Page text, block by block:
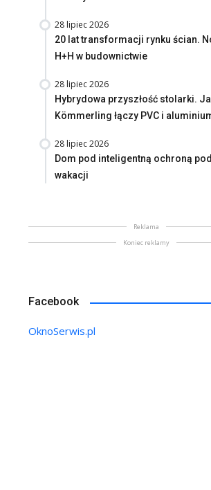
28 lipiec 2026
20 lat transformacji rynku ścian.
H+H w budownictwie
28 lipiec 2026
Hybrydowa przyszłość stolarki.
Kömmerling łączy PVC i
28 lipiec 2026
Dom pod inteligentną ochroną
wakacji
Reklama
Koniec reklamy
Facebook
OknoSerwis.pl